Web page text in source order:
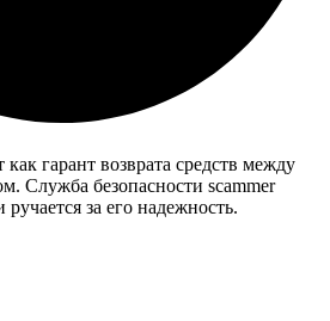
гарант возврата средств между
Служба безопасности scammer
за его надежность.